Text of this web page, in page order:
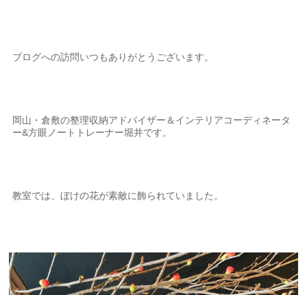
ブログへの訪問いつもありがとうございます。
岡山・倉敷の整理収納アドバイザー＆インテリアコーディネータ
ー&方眼ノートトレーナー堀井です。
教室では、ぼけの花が素敵に飾られていました。